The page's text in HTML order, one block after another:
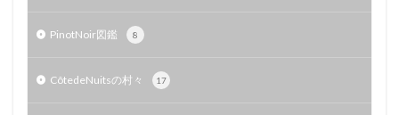
PinotNoir図鑑 8
CôtedeNuitsの村々 17